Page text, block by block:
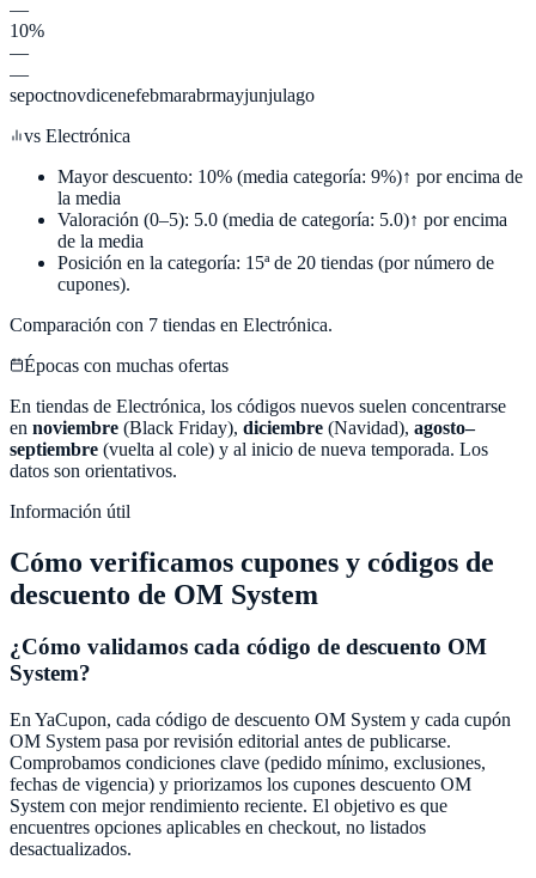
—
10%
—
—
sepoctnovdicenefebmarabrmayjunjulago
vs Electrónica
Mayor descuento: 10% (media categoría: 9%)↑ por encima de
la media
Valoración (0–5): 5.0 (media de categoría: 5.0)↑ por encima
de la media
Posición en la categoría: 15ª de 20 tiendas (por número de
cupones).
Comparación con 7 tiendas en Electrónica.
Épocas con muchas ofertas
En tiendas de Electrónica, los códigos nuevos suelen concentrarse
en noviembre (Black Friday), diciembre (Navidad), agosto–
septiembre (vuelta al cole) y al inicio de nueva temporada. Los
datos son orientativos.
Información útil
Cómo verificamos cupones y códigos de
descuento de OM System
¿Cómo validamos cada código de descuento OM
System?
En YaCupon, cada código de descuento OM System y cada cupón
OM System pasa por revisión editorial antes de publicarse.
Comprobamos condiciones clave (pedido mínimo, exclusiones,
fechas de vigencia) y priorizamos los cupones descuento OM
System con mejor rendimiento reciente. El objetivo es que
encuentres opciones aplicables en checkout, no listados
desactualizados.